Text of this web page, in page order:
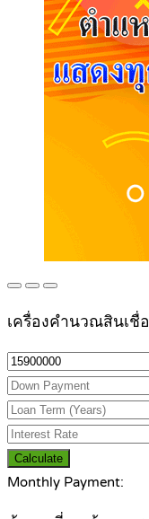
เครื่องคำนวณสินเชื่อ
Calculate
Monthly Payment: